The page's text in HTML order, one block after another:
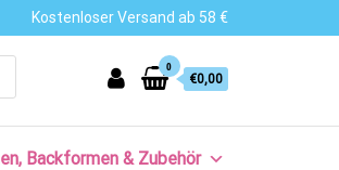
Kostenloser Versand ab 58 €
0
€0,00
Backformen & Zubehör